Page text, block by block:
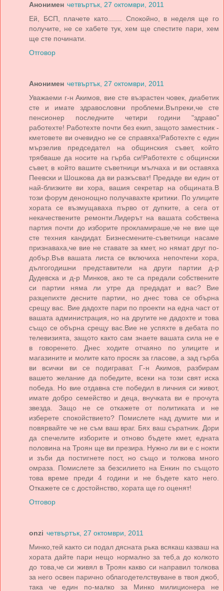
Анонимен четвъртък, 27 октомври, 2011
Ей, БСП, плачете като....... Спокойно, в неделя ще го
получите, не се хабете тук, хем ще спестите пари, хем
ще сте починати.
Отговор
Анонимен четвъртък, 27 октомври, 2011
Уважаеми г-н Акимов, вие сте възрастен човек, диабетик
сте и имате здравословни проблеми.Въпреки,че сте
пенсионер последните четири години "здраво"
работехте! Работехте почти без екип, защото заместник -
кметовете ви очевидно не се справяха!Работехте с един
мързелив председател на общинския съвет, който
трябваше да носите на гърба си!Работехте с общински
съвет, в който вашите съветници мълчаха и ви оставяха
Пеевски и Шошкова да ви разкъсват! Предаде ви един от
най-близките ви хора, вашия секретар на общината.В
този форум денонощно получавахте критики. По улиците
хората се възмущаваха първо от дупките, а сега от
некачествените ремонти.Лидерът на вашата собствена
партия почти до изборите прокламираше,че не вие ще
сте техния кандидат. Бизнесмените-съветници насаме
признаваха,че вие не ставате за кмет, но нямат друг по-
добър.Във вашата листа се включиха непочтени хора,
дългогодишни представители на други партии д-р
Дудевска и д-р Минков, ако те са предали собствените
си партии няма ли утре да предадат и вас? Вие
разцепихте десните партии, но днес това се обърна
срещу вас. Вие дадохте пари по проекти на една част от
вашата администрация, но на другите не дадохте и това
също се обърна срещу вас.Вие не успяхте в дебата по
телевизията, защото както сам знаете вашата сила не е
в говоренето. Днес ходите отчаяно по улиците и
магазините и молите като просяк за гласове, а зад гърба
ви всички ви се подиграват. Г-н Акимов, разбирам
вашето желание да победите, всеки на този свят иска
победа. Но вие отдавна сте победил в личния си живот,
имате добро семейство и деца, внучката ви е прочута
звезда. Защо не се откажете от политиката и не
изберете спокойствието? Помислете над думите ми и
повярвайте че не съм ваш враг. Бях ваш съратник. Дори
да спечелите изборите и отново бъдете кмет, едната
половина на Троян ще ви презира. Нужно ли ви е с нокти
и зъби да постигнете пост, но също и толкова много
омраза. Помислете за безсилието на Енкин по същото
това време преди 4 години и не бъдете като него.
Откажете се с достойнство, хората ще го оценят!
Отговор
onzi четвъртък, 27 октомври, 2011
Минко,тей както си подал дясната рька всякаш казваш на
хората дайте пари нещо нормално за теб,а до колкото
до това,че си живял в Троян какво си направил толкова
за него освен парично облагодетелствуване в твоя джоб,
така че един по-малко за Минко милиционера не